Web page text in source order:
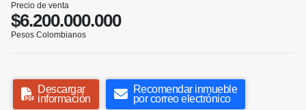
Precio de venta
$6.200.000.000
Pesos Colombianos
Descargar
información
Recomendar inmueble
por correo electrónico